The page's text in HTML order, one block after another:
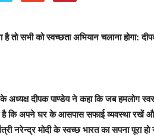
तो सभी को स्वच्छता अभियान चलाना होगा:
के अध्यक्ष दीपक पाण्डेय ने कहा कि जब हमलोग
कि अपने घर के आसपास सफाई व्यवस्था रखें
नरेन्द्र मोदी के स्वच्छ भारत का सपना पूरा